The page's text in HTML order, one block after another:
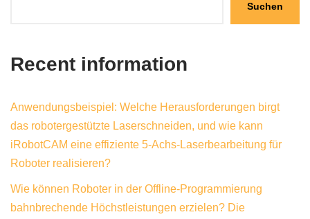
Suchen
Recent information
Anwendungsbeispiel: Welche Herausforderungen birgt
das robotergestützte Laserschneiden, und wie kann
iRobotCAM eine effiziente 5-Achs-Laserbearbeitung für
Roboter realisieren?
Wie können Roboter in der Offline-Programmierung
bahnbrechende Höchstleistungen erzielen? Die